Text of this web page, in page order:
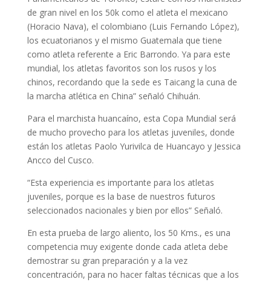
de gran nivel en los 50k como el atleta el mexicano
(Horacio Nava), el colombiano (Luis Fernando López),
los ecuatorianos y el mismo Guatemala que tiene
como atleta referente a Eric Barrondo. Ya para este
mundial, los atletas favoritos son los rusos y los
chinos, recordando que la sede es Taicang la cuna de
la marcha atlética en China” señaló Chihuán.
Para el marchista huancaíno, esta Copa Mundial será
de mucho provecho para los atletas juveniles, donde
están los atletas Paolo Yurivilca de Huancayo y Jessica
Ancco del Cusco.
“Esta experiencia es importante para los atletas
juveniles, porque es la base de nuestros futuros
seleccionados nacionales y bien por ellos” Señaló.
En esta prueba de largo aliento, los 50 Kms., es una
competencia muy exigente donde cada atleta debe
demostrar su gran preparación y a la vez
concentración, para no hacer faltas técnicas que a los